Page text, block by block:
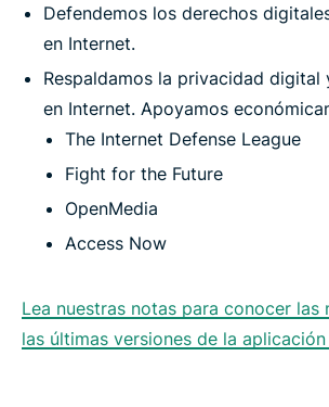
Defendemos los derechos
en Internet.
Respaldamos la privacidad digital
en Internet. Apoyamos
The Internet Defense League
Fight for the Future
OpenMedia
Access Now
Lea nuestras notas para conocer las
las últimas versiones de la aplicación